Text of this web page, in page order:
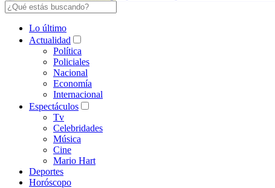
Lo último
Actualidad
Política
Policiales
Nacional
Economía
Internacional
Espectáculos
Tv
Celebridades
Música
Cine
Mario Hart
Deportes
Horóscopo